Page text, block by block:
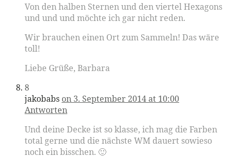
Von den halben Sternen und den viertel Hexagons
und und und möchte ich gar nicht reden.
Wir brauchen einen Ort zum Sammeln! Das wäre
toll!
Liebe Grüße, Barbara
8
jakobabs on 3. September 2014 at 10:00
Antworten
Und deine Decke ist so klasse, ich mag die Farben
total gerne und die nächste WM dauert sowieso
noch ein bisschen. 🙂